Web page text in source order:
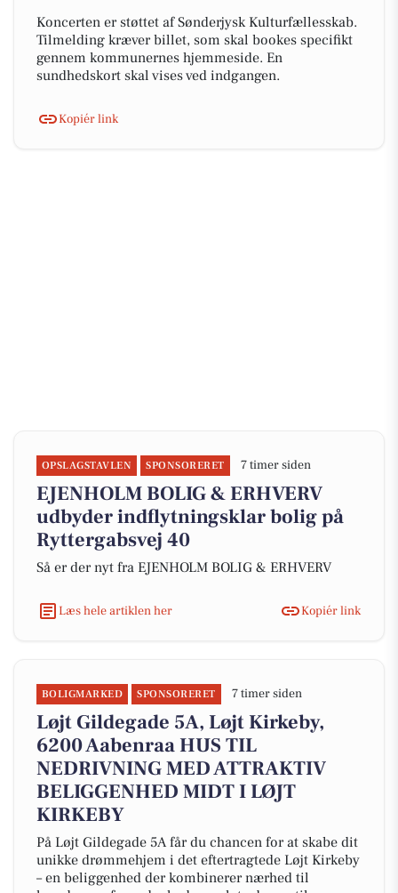
Koncerten er støttet af Sønderjysk Kulturfællesskab.
Tilmelding kræver billet, som skal bookes specifikt
gennem kommunernes hjemmeside. En
sundhedskort skal vises ved indgangen.
Kopiér link
OPSLAGSTAVLEN SPONSORERET 7 timer siden
EJENHOLM BOLIG & ERHVERV
udbyder indflytningsklar bolig på
Ryttergabsvej 40
Så er der nyt fra EJENHOLM BOLIG & ERHVERV
Læs hele artiklen her Kopiér link
BOLIGMARKED SPONSORERET 7 timer siden
Løjt Gildegade 5A, Løjt Kirkeby,
6200 Aabenraa HUS TIL
NEDRIVNING MED ATTRAKTIV
BELIGGENHED MIDT I LØJT
KIRKEBY
På Løjt Gildegade 5A får du chancen for at skabe dit
unikke drømmehjem i det eftertragtede Løjt Kirkeby
– en beliggenhed der kombinerer nærhed til